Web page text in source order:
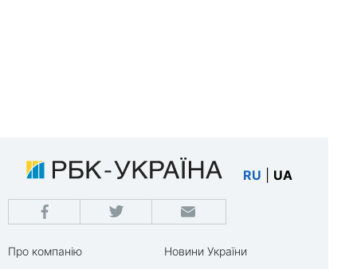
RU UA
Про компанію
Новини України